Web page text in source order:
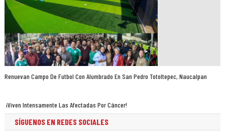
Renuevan Campo De Futbol Con Alumbrado En San Pedro Totoltepec, Naucalpan
¡Viven Intensamente Las Afectadas Por Cáncer!
SÍGUENOS EN REDES SOCIALES